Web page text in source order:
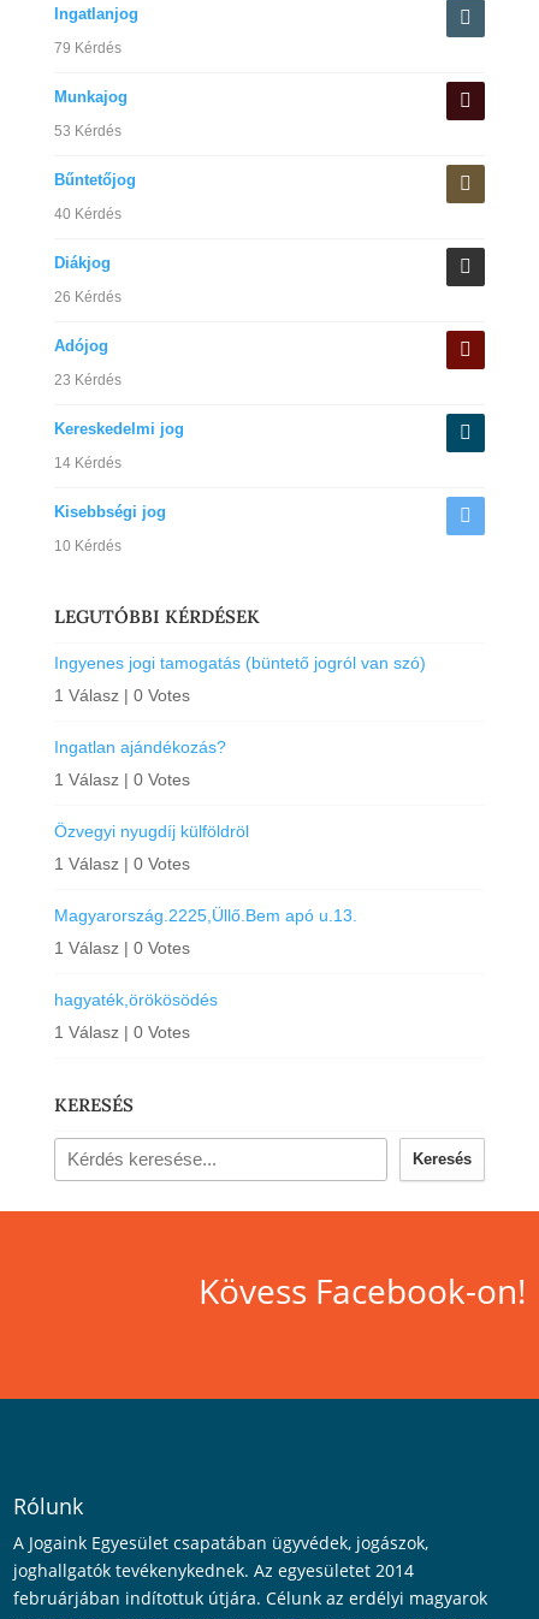
Ingatlanjog
79 Kérdés
Munkajog
53 Kérdés
Bűntetőjog
40 Kérdés
Diákjog
26 Kérdés
Adójog
23 Kérdés
Kereskedelmi jog
14 Kérdés
Kisebbségi jog
10 Kérdés
LEGUTÓBBI KÉRDÉSEK
Ingyenes jogi tamogatás (büntető jogról van szó)
1 Válasz | 0 Votes
Ingatlan ajándékozás?
1 Válasz | 0 Votes
Özvegyi nyugdíj külföldröl
1 Válasz | 0 Votes
Magyarország.2225,Üllő.Bem apó u.13.
1 Válasz | 0 Votes
hagyaték,örökösödés
1 Válasz | 0 Votes
KERESÉS
Keresés
Kövess Facebook-on!
Rólunk
A Jogaink Egyesület csapatában ügyvédek, jogászok,
joghallgatók tevékenykednek. Az egyesületet 2014
februárjában indítottuk útjára. Célunk az erdélyi magyarok